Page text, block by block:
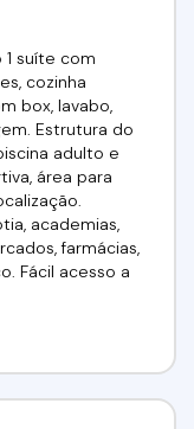
suíte com
cozinha
box, lavabo,
Estrutura do
adulto e
área para
academias,
farmácias,
Fácil acesso a
Aceita